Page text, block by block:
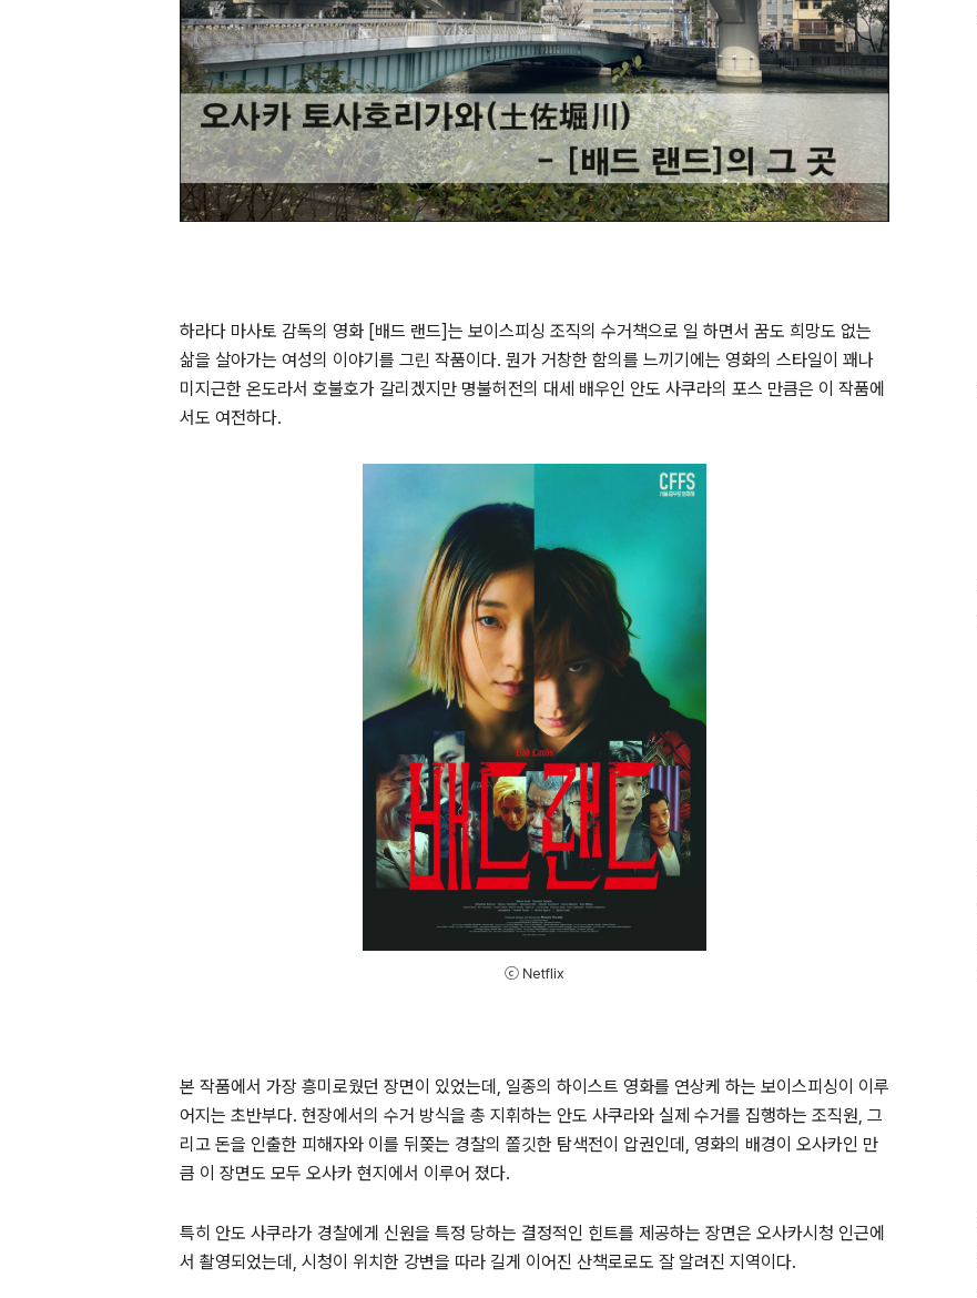
하라다 마사토 감독의 영화 [배드 랜드]는 보이스피싱 조직의 수거책으로 일 하면서 꿈도 희망도 없는
삶을 살아가는 여성의 이야기를 그린 작품이다. 뭔가 거창한 함의를 느끼기에는 영화의 스타일이 꽤나
미지근한 온도라서 호불호가 갈리겠지만 명불허전의 대세 배우인 안도 사쿠라의 포스 만큼은 이 작품에
서도 여전하다.
ⓒ Netflix
본 작품에서 가장 흥미로웠던 장면이 있었는데 , 일종의 하이스트 영화를 연상케 하는 보이스피싱이 이루
어지는 초반부다. 현장에서의 수거 방식을 총 지휘하는 안도 사쿠라와 실제 수거를 집행하는 조직원, 그
리고 돈을 인출한 피해자와 이를 뒤쫒는 경찰의 쫄깃한 탐색전이 압권인데 , 영화의 배경이 오사카인 만
큼 이 장면도 모두 오사카 현지에서 이루어 졌다.
특히 안도 사쿠라가 경찰에게 신원을 특정 당하는 결정적인 힌트를 제공하는 장면은 오사카시청 인근에
서 촬영되었는데 , 시청이 위치한 강변을 따라 길게 이어진 산책로로도 잘 알려진 지역이다.